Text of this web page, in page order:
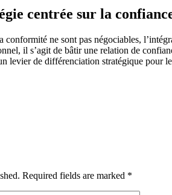
centrée sur la
conformité ne sont pas négociables,
il s’agit de bâtir une relation de
levier de différenciation stratégique pour
Required fields are marked *